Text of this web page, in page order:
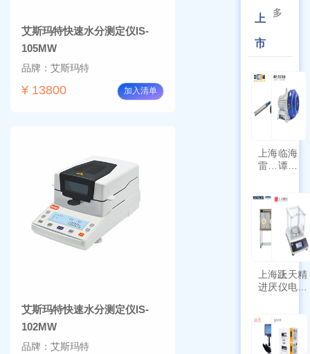
艾斯玛特快速水分测定仪IS-
105MW
品牌：艾斯玛特
¥ 13800 加入清单
艾斯玛特快速水分测定仪IS-
102MW
品牌：艾斯玛特
上
市
多
上海
雷磁
符合
新国
标带
功能
临海
谭氏
干式
泵
SPL-
10
上海跃
进厌氧
培养箱
III-T
上天精
仪电子
带审计
追踪功
能